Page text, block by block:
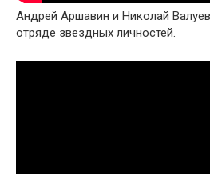
Андрей Аршавин и Николай
отряде звездных личностей.